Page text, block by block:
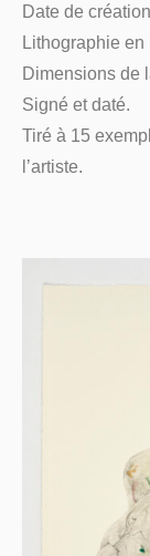
Date de
Lithographie
Dimensions de
Signé et daté.
Tiré à 15
l’artiste.